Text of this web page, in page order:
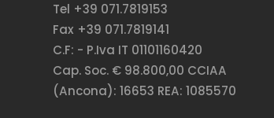
Tel +39 071.7819153
Fax +39 071.7819141
C.F: - P.Iva IT 01101160420
Cap. Soc. € 98.800,00 CCIAA
(Ancona): 16653 REA: 1085570